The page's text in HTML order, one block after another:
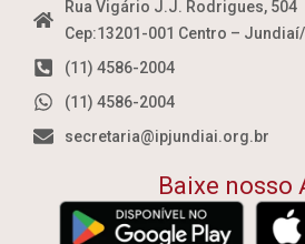
Rua Vigário J.J. Rodrigues, 504
Cep:13201-001 Centro –
(11) 4586-2004
(11) 4586-2004
secretaria@ipjundiai.org.br
Baixe nosso